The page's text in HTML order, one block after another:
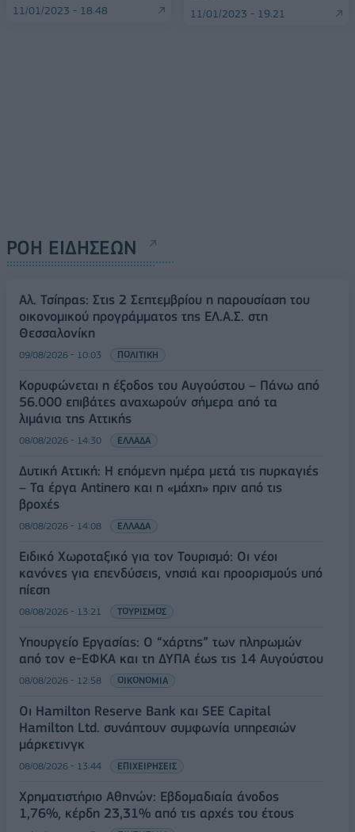
11/01/2023 - 18:48 11/01/2023 - 19:21
ΡΟΗ ΕΙΔΗΣΕΩΝ
Αλ. Τσίπρας: Στις 2 Σεπτεμβρίου η παρουσίαση του
οικονομικού προγράμματος της ΕΛ.Α.Σ. στη
Θεσσαλονίκη
09/08/2026 - 10:03 ΠΟΛΙΤΙΚΗ
Κορυφώνεται η έξοδος του Αυγούστου – Πάνω από
56.000 επιβάτες αναχωρούν σήμερα από τα
λιμάνια της Αττικής
08/08/2026 - 14:30 ΕΛΛΑΔΑ
Δυτική Αττική: Η επόμενη ημέρα μετά τις πυρκαγιές
– Τα έργα Antinero και η «μάχη» πριν από τις
βροχές
08/08/2026 - 14:08 ΕΛΛΑΔΑ
Ειδικό Χωροταξικό για τον Τουρισμό: Οι νέοι
κανόνες για επενδύσεις, νησιά και προορισμούς υπό
πίεση
08/08/2026 - 13:21 ΤΟΥΡΙΣΜΟΣ
Υπουργείο Εργασίας: Ο “χάρτης” των πληρωμών
από τον e-ΕΦΚΑ και τη ΔΥΠΑ έως τις 14 Αυγούστου
08/08/2026 - 12:58 ΟΙΚΟΝΟΜΙΑ
Οι Hamilton Reserve Bank και SEE Capital
Hamilton Ltd. συνάπτουν συμφωνία υπηρεσιών
μάρκετινγκ
08/08/2026 - 13:44 ΕΠΙΧΕΙΡΗΣΕΙΣ
Χρηματιστήριο Αθηνών: Εβδομαδιαία άνοδος
1,76%, κέρδη 23,31% από τις αρχές του έτους